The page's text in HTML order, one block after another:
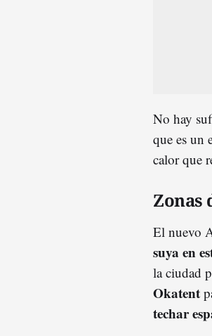
No hay
que es un
calor que
Zonas
El nuevo
suya en
la ciudad
Okatent
techar